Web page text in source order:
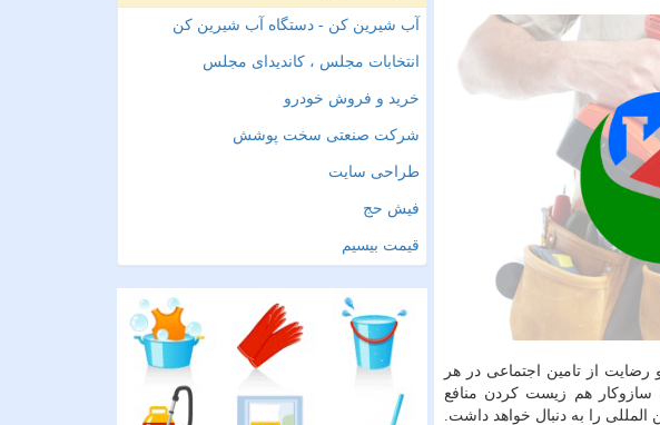
از تامین اجتماعی در هر
سازوکار هم زیست کردن منافع
را به دنبال خواهد داشت.
آب شیرین کن - دستگاه آب شیرین کن
انتخابات مجلس ، کاندیدای مجلس
خرید و فروش خودرو
شرکت صنعتی سخت پوشش
طراحی سایت
فیش حج
قیمت بیسیم